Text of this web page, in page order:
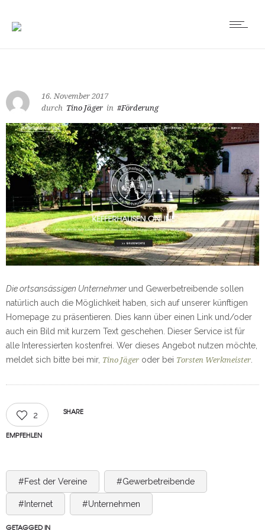
16. November 2017
durch Tino Jäger in #Förderung
Die ortsansässigen Unternehmer und Gewerbetreibende sollen
natürlich auch die Möglichkeit haben, sich auf unserer künftigen
Homepage zu präsentieren. Dies kann über einen Link und/oder
auch ein Bild mit kurzem Text geschehen. Dieser Service ist für
alle Interessierten kostenfrei. Wer dieses Angebot nutzen möchte,
meldet sich bitte bei mir, Tino Jäger oder bei Torsten Werkmeister
2
EMPFEHLEN
SHARE
#Fest der Vereine #Gewerbetreibende
#Internet #Unternehmen
GETAGGED IN